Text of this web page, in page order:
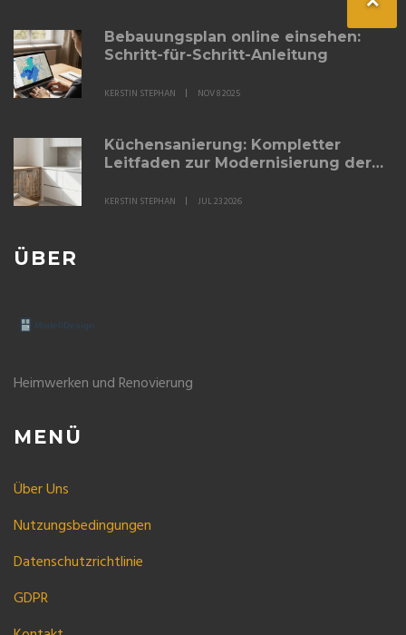
Bebauungsplan online einsehen:
Schritt-für-Schritt-Anleitung
KERSTIN STEPHAN NOV 8 2025
Küchensanierung: Kompletter
Leitfaden zur Modernisierung der
KERSTIN STEPHAN JUL 23 2026
ÜBER
Heimwerken und Renovierung
MENÜ
Über Uns
Nutzungsbedingungen
Datenschutzrichtlinie
GDPR